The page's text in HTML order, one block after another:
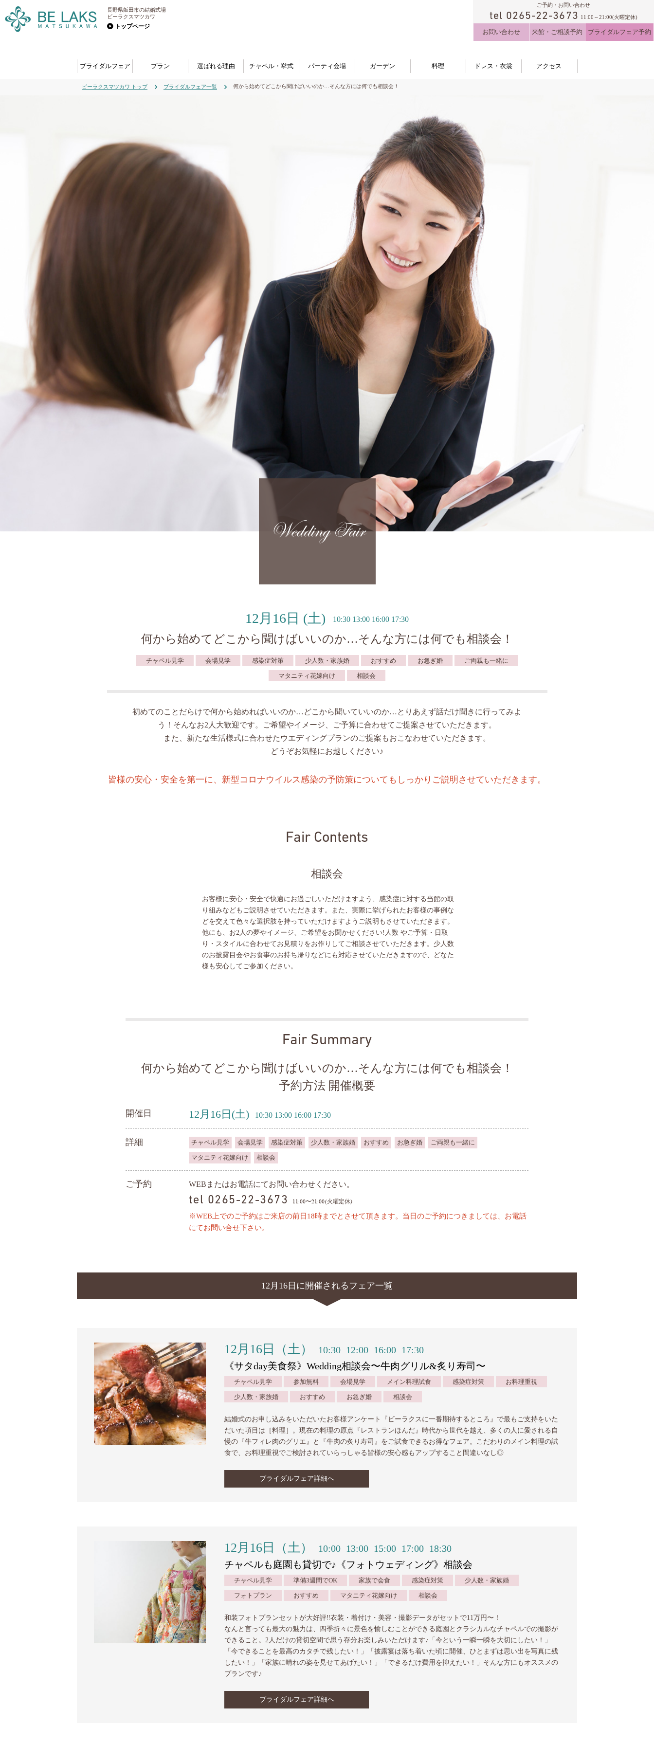
長野県飯田市の結婚式場
ビーラクスマツカワ
トップページ
ご予約・お問い合わせ
tel 0265-22-3673 11:00～21:00(火曜定休)
お問い合わせ 来館・ご相談予約 ブライダルフェア予約
ブライダルフェア プラン 選ばれる理由 チャペル・挙式 パーティ会場 ガーデン 料理 ドレス・衣裳 アクセス
ビーラクスマツカワ トップ ブライダルフェア一覧 何から始めてどこから聞けばいいのか…そんな方には何でも相談会！
Wedding Fair
12月16日 (土) 10:30 13:00 16:00 17:30
何から始めてどこから聞けばいいのか…そんな方には何でも相談会！
チャペル見学 会場見学 感染症対策 少人数・家族婚 おすすめ お急ぎ婚 ご両親も一緒に
マタニティ花嫁向け 相談会
初めてのことだらけで何から始めればいいのか…どこから聞いていいのか…とりあえず話だけ聞きに行ってみよ
う！そんなお2人大歓迎です。ご希望やイメージ、ご予算に合わせてご提案させていただきます。
また、新たな生活様式に合わせたウエディングプランのご提案もおこなわせていただきます。
どうぞお気軽にお越しください♪
皆様の安心・安全を第一に、新型コロナウイルス感染の予防策についてもしっかりご説明させていただきます。
Fair Contents
相談会
お客様に安心・安全で快適にお過ごしいただけますよう、感染症に対する当館の取
り組みなどもご説明させていただきます。また、実際に挙げられたお客様の事例な
どを交えて色々な選択肢を持っていただけますようご説明もさせていただきます。
他にも、お2人の夢やイメージ、ご希望をお聞かせください!人数 やご予算・日取
り・スタイルに合わせてお見積りをお作りしてご相談させていただきます。少人数
のお披露目会やお食事のお持ち帰りなどにも対応させていただきますので、どなた
様も安心してご参加ください。
Fair Summary
何から始めてどこから聞けばいいのか…そんな方には何でも相談会！
予約方法 開催概要
開催日 12月16日 (土) 10:30 13:00 16:00 17:30
詳細 チャペル見学 会場見学 感染症対策 少人数・家族婚 おすすめ お急ぎ婚 ご両親も一緒に
マタニティ花嫁向け 相談会
ご予約 WEBまたはお電話にてお問い合わせください。
tel 0265-22-3673 11:00〜21:00(火曜定休)
※WEB上でのご予約はご来店の前日18時までとさせて頂きます。当日のご予約につきましては、お電話
にてお問い合せ下さい。
12月16日に開催されるフェア一覧
12月16日（土） 10:30 12:00 16:00 17:30
《サタday美食祭》Wedding相談会〜牛肉グリル&炙り寿司〜
チャペル見学 参加無料 会場見学 メイン料理試食 感染症対策 お料理重視
少人数・家族婚 おすすめ お急ぎ婚 相談会
結婚式のお申し込みをいただいたお客様アンケート『ビーラクスに一番期待するところ』で最もご支持をいた
だいた項目は［料理］。現在の料理の原点『レストランほんだ』時代から世代を越え、多くの人に愛される自
慢の『牛フィレ肉のグリエ』と『牛肉の炙り寿司』をご試食できるお得なフェア。こだわりのメイン料理の試
食で、お料理重視でご検討されていらっしゃる皆様の安心感もアップすること間違いなし◎
ブライダルフェア詳細へ
12月16日（土） 10:00 13:00 15:00 17:00 18:30
チャペルも庭園も貸切で♪《フォトウェディング》相談会
チャペル見学 準備3週間でOK 家族で会食 感染症対策 少人数・家族婚
フォトプラン おすすめ マタニティ花嫁向け 相談会
和装フォトプランセットが大好評‼︎衣装・着付け・美容・撮影データがセットで11万円〜！
なんと言っても最大の魅力は、四季折々に景色を愉しむことができる庭園とクラシカルなチャペルでの撮影が
できること。2人だけの貸切空間で思う存分お楽しみいただけます♪「今という一瞬一瞬を大切にしたい！」
「今できることを最高のカタチで残したい！」「披露宴は落ち着いた頃に開催、ひとまずは思い出を写真に残
したい！」「家族に晴れの姿を見せてあげたい！」「できるだけ費用を抑えたい！」そんな方にもオススメの
プランです♪
ブライダルフェア詳細へ